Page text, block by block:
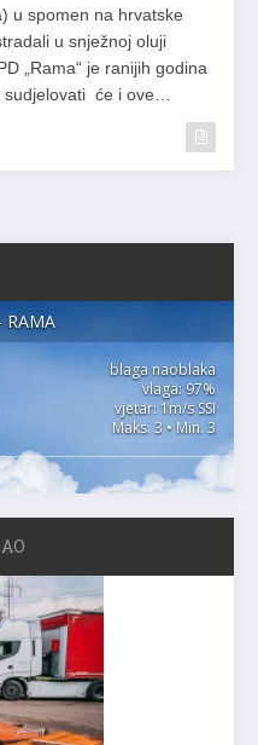
u spomen na hrvatske
u snježnoj oluji
„Rama“ je ranijih godina
sudjelovati će i ove…
RAMA
blaga naoblaka
vlaga: 97%
vjetar: 1m/s SSI
Maks. 3 • Min. 3